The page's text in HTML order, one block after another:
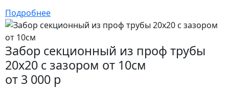
Подробнее
Забор секционный из проф трубы
20х20 с зазором от 10см
от 3 000 р